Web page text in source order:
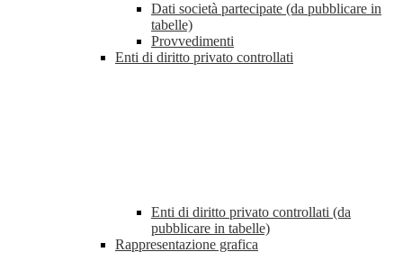
Dati società partecipate (da pubblicare in
tabelle)
Provvedimenti
Enti di diritto privato controllati
Enti di diritto privato controllati (da
pubblicare in tabelle)
Rappresentazione grafica